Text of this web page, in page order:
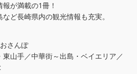
が満載の1冊！
ど長崎県内の観光情報も充実。
さんぽ
山手／中華街～出島・ベイエリア／